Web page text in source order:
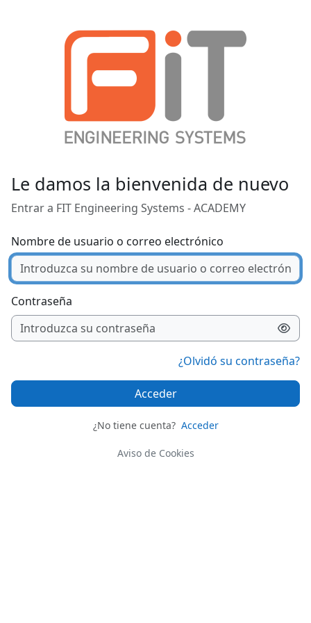
Le damos la bienvenida de nuevo
Entrar a FIT Engineering Systems - ACADEMY
Nombre de usuario o correo electrónico
Contraseña
¿Olvidó su contraseña?
Acceder
¿No tiene cuenta? Acceder
Aviso de Cookies